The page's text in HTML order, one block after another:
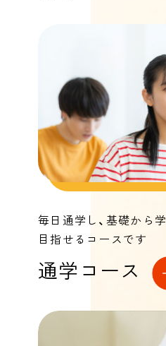
毎日通学し、基礎から
目指せるコースです
通学コース